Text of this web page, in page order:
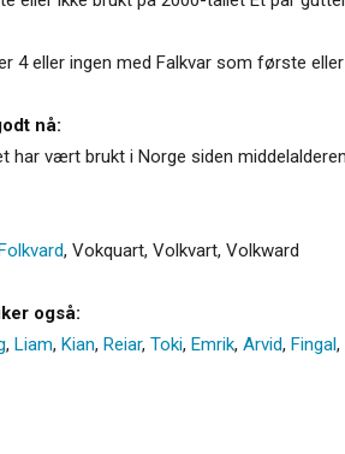
4 eller ingen med Falkvar som første
nå:
har vært brukt i Norge siden
, Vokquart, Volkvart, Volkward
også:
, Liam, Kian, Reiar, Toki, Emrik, Arvid, Fingal,